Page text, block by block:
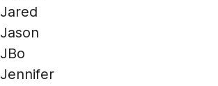
Jared
Jason
JBo
Jennifer